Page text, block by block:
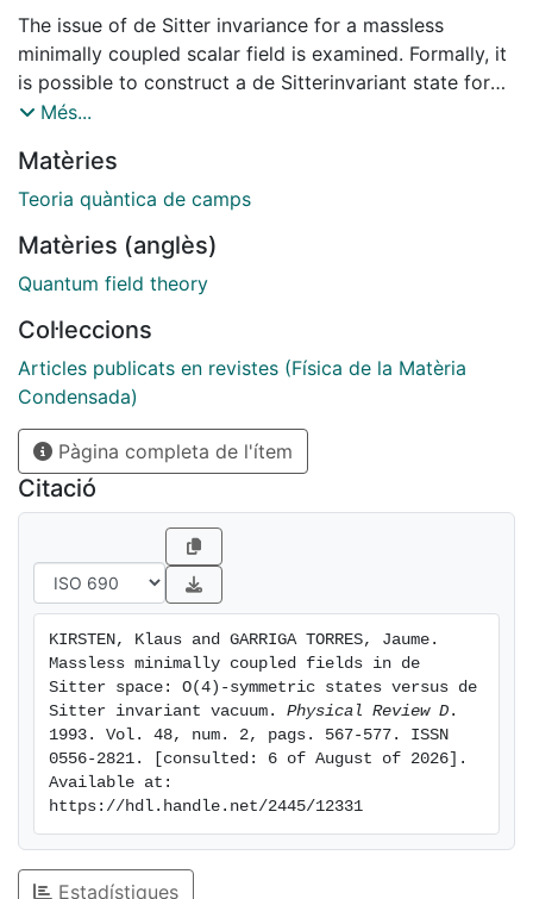
The issue of de Sitter invariance for a massless
minimally coupled scalar field is examined. Formally, it
is possible to construct a de Sitterinvariant state for
this case provided that the zero mode of the field is
that this state is physically acceptable, in the sense
that physical observables can be computed and have
vacuum to derive a new result: that the squared
difference between the field at two points along a
with the observers proper time for a quantum state
that does not break de Sitter invariance. Also, we use
the Hadamard formalism to compute the renormalized
expectation value of the energy-momentum tensor,
both in the O(4)-invariant states introduced by Allen
and Follaci, and in the de Sitterinvariant vacuum. We
find that the vacuum energy density in the O(4)-
invariant case is larger than in the de Sitterinvariant
case.
Més...
Matèries
Teoria quàntica de camps
Matèries (anglès)
Quantum field theory
Col·leccions
Articles publicats en revistes (Física de la Matèria
Condensada)
Pàgina completa de l'ítem
Citació
KIRSTEN, Klaus and GARRIGA TORRES, Jaume.
Massless minimally coupled fields in de
Sitter space: O(4)-symmetric states versus de
Sitter invariant vacuum. Physical Review D .
1993. Vol. 48, num. 2, pags. 567-577. ISSN
0556-2821. [consulted: 6 of August of 2026].
Available at:
https://hdl.handle.net/2445/12331
Estadístiques